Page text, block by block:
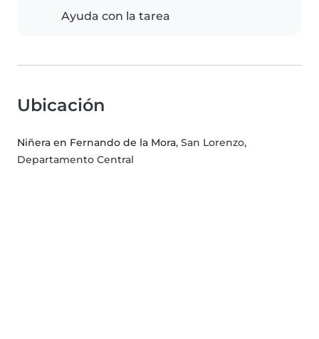
Ayuda con la tarea
Ubicación
Niñera en Fernando de la Mora, San Lorenzo,
Departamento Central